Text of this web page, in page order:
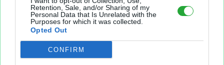
Retention, Sale, and/or Sharing of my
Personal Data that Is Unrelated with the
Purposes for which it was collected.
Opted Out
CONFIRM